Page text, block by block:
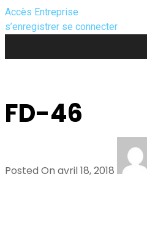
Accès Entreprise
s’enregistrer se connecter
FD-46
Posted On avril 18, 2018